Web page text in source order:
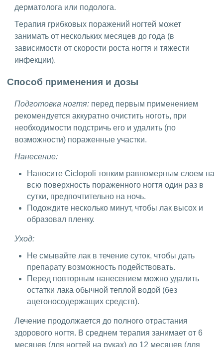
дерматолога или подолога.
Терапия грибковых поражений ногтей может
занимать от нескольких месяцев до года (в
зависимости от скорости роста ногтя и тяжести
инфекции).
Способ применения и дозы
Подготовка ногтя: перед первым применением
рекомендуется аккуратно очистить ноготь, при
необходимости подстричь его и удалить (по
возможности) пораженные участки.
Нанесение:
Наносите Ciclopoli тонким равномерным слоем на
всю поверхность пораженного ногтя один раз в
сутки, предпочтительно на ночь.
Подождите несколько минут, чтобы лак высох и
образовал пленку.
Уход:
Не смывайте лак в течение суток, чтобы дать
препарату возможность подействовать.
Перед повторным нанесением можно удалить
остатки лака обычной теплой водой (без
ацетоносодержащих средств).
Лечение продолжается до полного отрастания
здорового ногтя. В среднем терапия занимает от 6
месяцев (для ногтей на руках) до 12 месяцев (для